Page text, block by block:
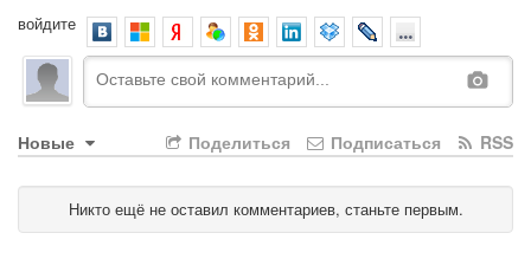
войдите
Новые RSS
Подписаться
Поделиться
Никто ещё не оставил комментариев, станьте первым.